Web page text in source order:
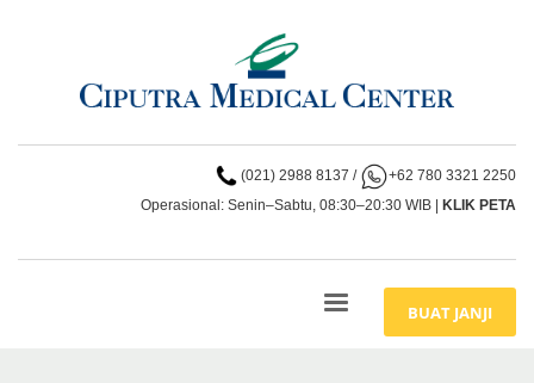
(021) 2988 8137 /
+62 780 3321 2250
Operasional: Senin–Sabtu, 08:30–20:30 WIB | KLIK PETA
BUAT JANJI